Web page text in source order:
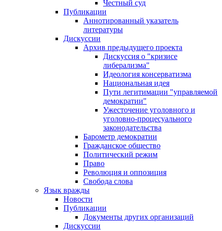
Честный суд
Публикации
Аннотированный указатель
литературы
Дискуссии
Архив предыдущего проекта
Дискуссия о "кризисе
либерализма"
Идеология консерватизма
Национальная идея
Пути легитимации "управляемой
демократии"
Ужесточение уголовного и
уголовно-процесуального
законодательства
Барометр демократии
Гражданское общество
Политический режим
Право
Революция и оппозиция
Свобода слова
Язык вражды
Новости
Публикации
Документы других организаций
Дискуссии